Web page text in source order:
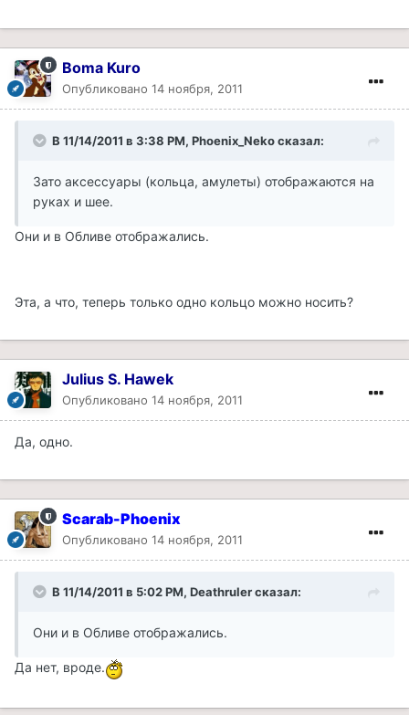
Boma Kuro
Опубликовано 14 ноября, 2011
В 11/14/2011 в 3:38 PM, Phoenix_Neko сказал:
Зато аксессуары (кольца, амулеты) отображаются на
руках и шее.
Они и в Обливе отображались.
Эта, а что, теперь только одно кольцо можно носить?
Julius S. Hawek
Опубликовано 14 ноября, 2011
Да, одно.
Scarab-Phoenix
Опубликовано 14 ноября, 2011
В 11/14/2011 в 5:02 PM, Deathruler сказал:
Они и в Обливе отображались.
Да нет, вроде.